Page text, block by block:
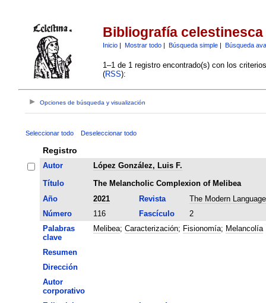
Bibliografía celestinesca
Inicio| Mostrar todo| Búsqueda simple| Búsqueda
1–1 de 1 registro encontrado(s) con los
(RSS):
Opciones de búsqueda y visualización
Seleccionar todo Deseleccionar todo
Registro
Autor
López González, Luis F.
Título
The Melancholic Complexion of Melibea
Año
2021 Revista
The Modern
Número
116 Fascículo
2
Palabras
clave
Melibea; Caracterización; Fisionomía; Melancolía
Resumen
Dirección
Autor
corporativo